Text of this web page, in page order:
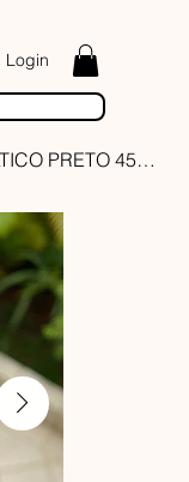
Login
BREITLING SUPEROCEAN AUTOMÁTICO PRETO 45MM